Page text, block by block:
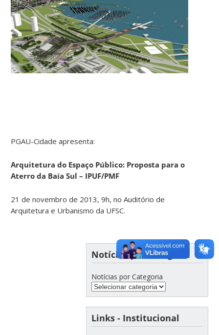
PGAU-Cidade apresenta:
Arquitetura do Espaço Público: Proposta para o
Aterro da Baía Sul – IPUF/PMF
21 de novembro de 2013, 9h, no Auditório de
Arquitetura e Urbanismo da UFSC.
Notícias por Categoria
Notícias por Categoria
Links - Institucional